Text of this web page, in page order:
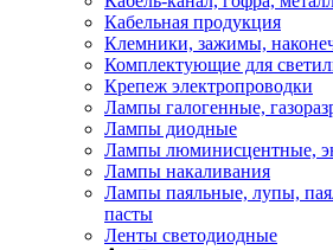
Кабельная продукция
Клемники, зажимы,
Комплектующие для
Крепеж электропроводки
Лампы галогенные,
Лампы диодные
Лампы люминисцентные,
Лампы накаливания
Лампы паяльные, лупы,
пасты
Ленты светодиодные